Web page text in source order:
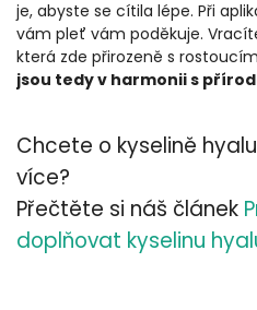
je, abyste se cítila lépe. Při
vám pleť vám poděkuje.
která zde přirozeně s
jsou tedy v harmonii s
Chcete o kyselině
více?
Přečtěte si náš článek
doplňovat kyselinu